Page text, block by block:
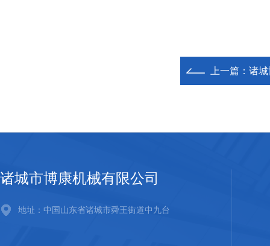
上一篇： 诸城博
诸城市博康机械有限公司
地址：中国山东省诸城市舜王街道中九台